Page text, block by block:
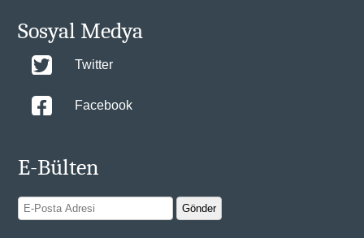
Sosyal Medya
Twitter
Facebook
E-Bülten